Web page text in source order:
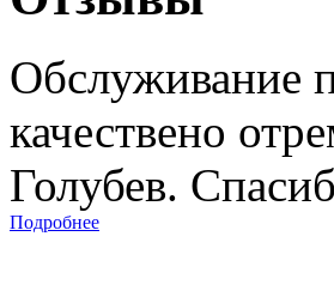
Обслуживание
качествено
Голубев.
Подробнее